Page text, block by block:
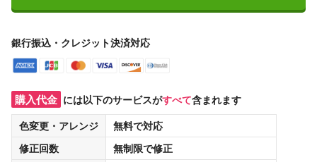
銀行振込・クレジット決済対応
購入代金 には以下のサービスがすべて含まれます
色変更・アレンジ
無料で対応
修正回数
無制限で修正